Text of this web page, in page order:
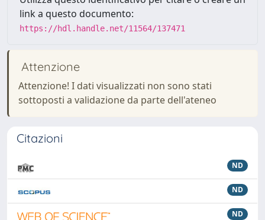
link a questo documento:
https://hdl.handle.net/11564/137471
Attenzione
Attenzione! I dati visualizzati non sono stati
sottoposti a validazione da parte dell'ateneo
Citazioni
ND
ND
ND